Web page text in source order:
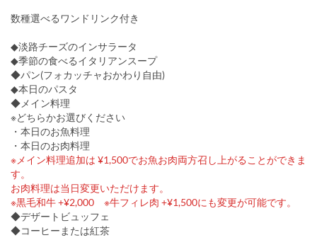
数種選べるワンドリンク付き
◆淡路チーズのインサラータ
◆季節の食べるイタリアンスープ
◆パン(フォカッチャおかわり自由)
◆本日のパスタ
◆メイン料理
※どちらかお選びください
・本日のお魚料理
・本日のお肉料理
※メイン料理追加は ¥1,500でお魚お肉両方召し上がることができま
す。
お肉料理は当日変更いただけます。
※黒毛和牛 +¥2,000 ※牛フィレ肉 +¥1,500にも変更が可能です。
◆デザートビュッフェ
◆コーヒーまたは紅茶